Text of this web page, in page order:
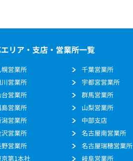
リア・支店・営業所一覧
幌営業所
川営業所
台営業所
島営業所
潟営業所
沢営業所
野営業所
第1本社
千葉営業所
宇都宮営業所
群馬営業所
山梨営業所
中部支店
名古屋南営業所
名古屋瑞穂営業所
岐阜営業所